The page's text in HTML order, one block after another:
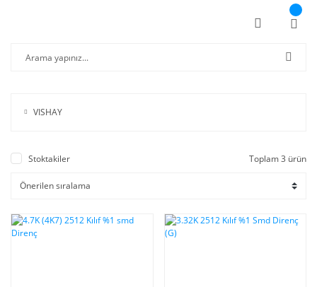
VISHAY
Stoktakiler Toplam 3 ürün